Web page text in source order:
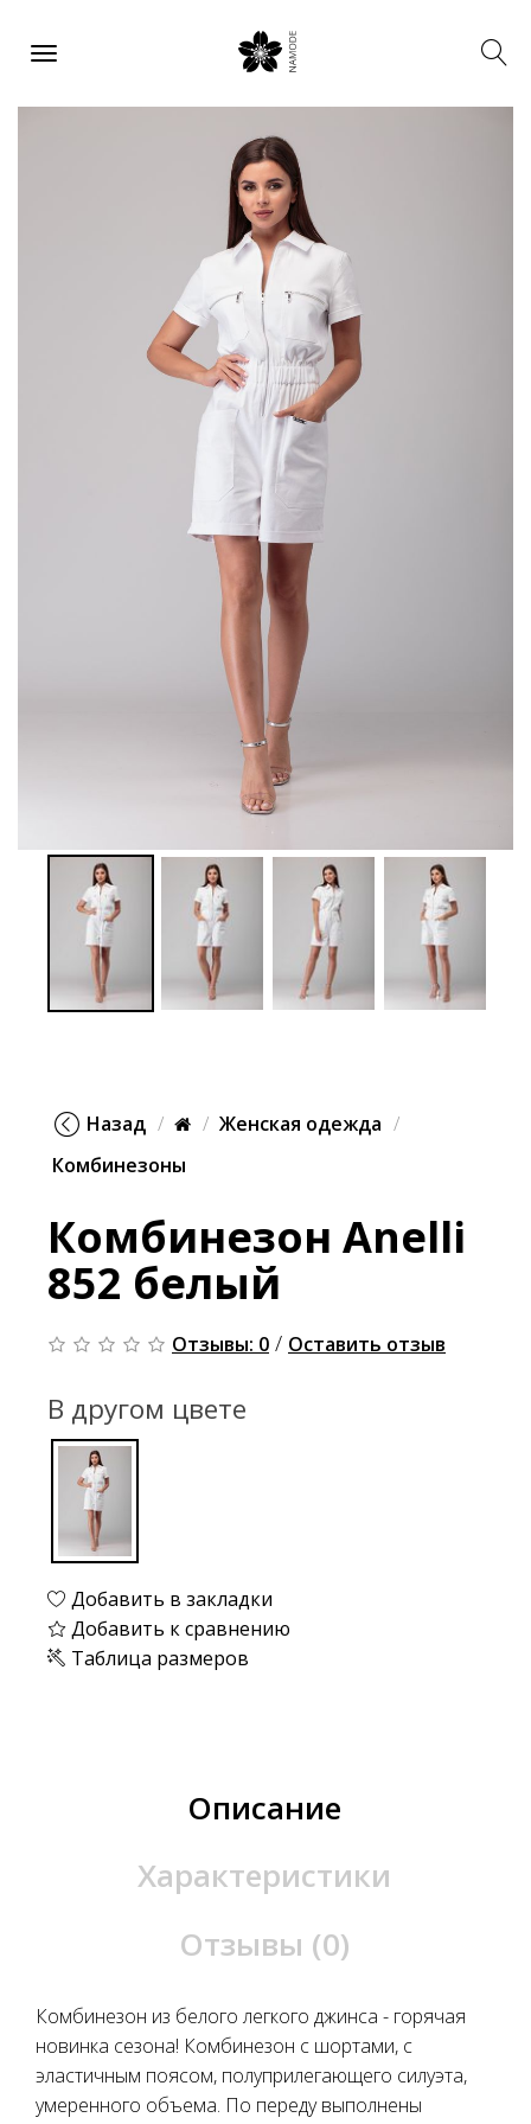
Назад
Женская одежда
Комбинезоны
Комбинезон Anelli
852 белый
Отзывы: 0 / Оставить отзыв
В другом цвете
Добавить в закладки
Добавить к сравнению
Таблица размеров
Описание
Характеристики
Отзывы (0)
Комбинезон из белого легкого джинса - горячая
новинка сезона! Комбинезон с шортами, с
эластичным поясом, полуприлегающего силуэта,
умеренного объема. По переду выполнены